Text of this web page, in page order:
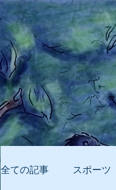
全ての記事 スポーツ